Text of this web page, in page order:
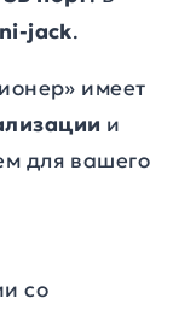
-jack.
имеет
и
для вашего
со